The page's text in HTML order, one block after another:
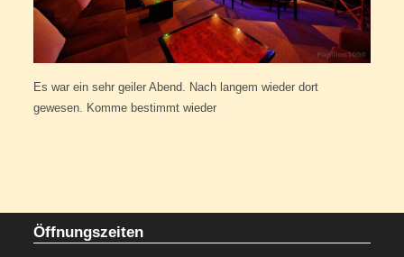
Es war ein sehr geiler Abend. Nach langem wieder dort
gewesen. Komme bestimmt wieder
Öffnungszeiten